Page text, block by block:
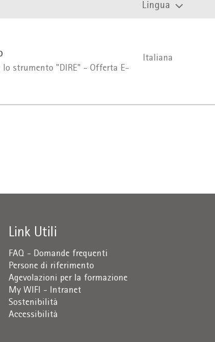
Lingua
strumento "DIRE" - Offerta E-
Italiana
Link Utili
FAQ - Domande frequenti
Persone di riferimento
Agevolazioni per la formazione
My WIFI - Intranet
Sostenibilità
Accessibilità